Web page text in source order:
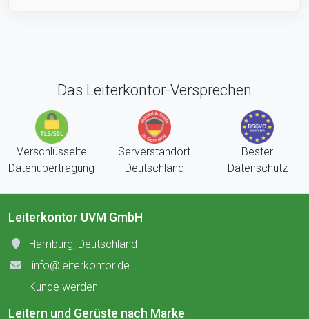
Das Leiterkontor-Versprechen
Verschlüsselte
Datenübertragung
Serverstandort
Deutschland
Bester
Datenschutz
Leiterkontor UVM GmbH
Hamburg, Deutschland
info@leiterkontor.de
Kunde werden
Leitern und Gerüste nach Marke